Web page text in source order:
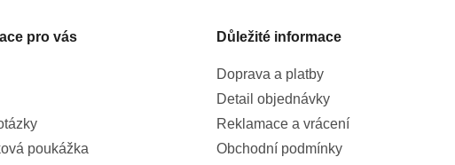
pro vás
poukážka
Důležité informace
Doprava a platby
Detail objednávky
Reklamace a vrácení
Obchodní podmínky